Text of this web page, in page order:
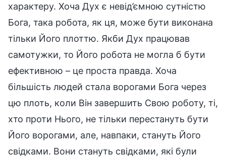
характеру. Хоча Дух є невід’ємною сутністю
Бога, така робота, як ця, може бути виконана
тільки Його плоттю. Якби Дух працював
самотужки, то Його робота не могла б бути
ефективною – це проста правда. Хоча
більшість людей стала ворогами Бога через
цю плоть, коли Він завершить Свою роботу, ті,
хто проти Нього, не тільки перестануть бути
Його ворогами, але, навпаки, стануть Його
свідками. Вони стануть свідками, які були